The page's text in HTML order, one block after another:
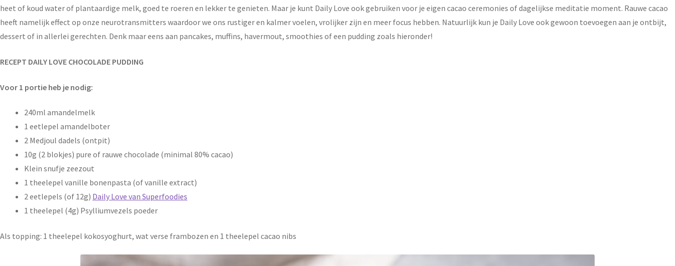
heet of koud water of plantaardige melk, goed te roeren en lekker te genieten. Maar je kunt Daily Love ook gebruiken voor je eigen cacao ceremonies of dagelijkse meditatie moment. Rauwe cacao
heeft namelijk effect op onze neurotransmitters waardoor we ons rustiger en kalmer voelen, vrolijker zijn en meer focus hebben. Natuurlijk kun je Daily Love ook gewoon toevoegen aan je ontbijt,
dessert of in allerlei gerechten. Denk maar eens aan pancakes, muffins, havermout, smoothies of een pudding zoals hieronder!
RECEPT DAILY LOVE CHOCOLADE PUDDING
Voor 1 portie heb je nodig:
240ml amandelmelk
1 eetlepel amandelboter
2 Medjoul dadels (ontpit)
10g (2 blokjes) pure of rauwe chocolade (minimal 80% cacao)
Klein snufje zeezout
1 theelepel vanille bonenpasta (of vanille extract)
2 eetlepels (of 12g) Daily Love van Superfoodies
1 theelepel (4g) Psylliumvezels poeder
Als topping: 1 theelepel kokosyoghurt, wat verse frambozen en 1 theelepel cacao nibs